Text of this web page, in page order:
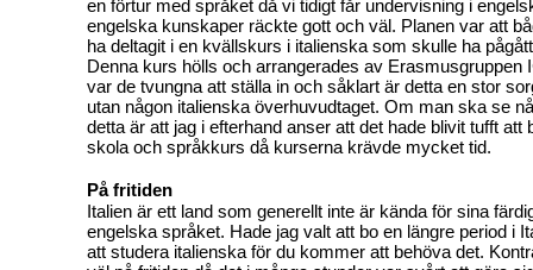
en förtur med språket då vi tidigt får undervisning i
engelska kunskaper räckte gott och väl. Planen var att
ha deltagit i en kvällskurs i italienska som skulle ha
Denna kurs hölls och arrangerades av Erasmusgruppen
var de tvungna att ställa in och såklart är detta en stor
utan någon italienska överhuvudtaget. Om man ska se
detta är att jag i efterhand anser att det hade blivit tufft att
skola och språkkurs då kurserna krävde mycket tid.
På fritiden
Italien är ett land som generellt inte är kända för sina
engelska språket. Hade jag valt att bo en längre period i
att studera italienska för du kommer att behöva det.